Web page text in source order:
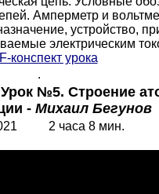
Амперметр и
устройство,
электрическим
конспект урока
.
№5. Строение
- Михаил Бегунов
2 часа 8 мин.